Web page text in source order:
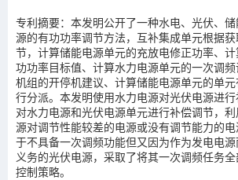
专利摘要：本发明公开了一种水电、光伏、
源的有功功率调节方法，互补集成单元根据
节，计算储能电源单元的充放电修正功率、
功功率目标值、计算水力电源单元的一次调
机组的开停机建议、计算储能电源单元的单
行分派。本发明使用水力电源对光伏电源进
对水力电源和光伏电源单元进行补偿调节，
源对调节性能较差的电源或没有调节能力的
于不具备一次调频功能但又因为作为发电电
义务的光伏电源，采取了将其一次调频任务
控制策略。